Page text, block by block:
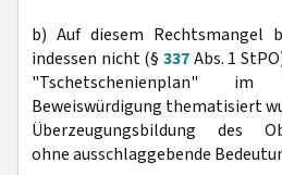
b) Auf diesem Rechtsmangel
indessen nicht (§ 337Abs. 1
"Tschetschenienplan"
Beweiswürdigung thematisiert
Überzeugungsbildung des
ohne ausschlaggebende